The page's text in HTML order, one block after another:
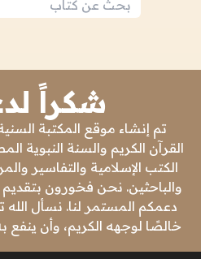
شكراً
تم إنشاء موقع المكتبة
القرآن الكريم والسنة النبوية
الكتب الإسلامية والتفاسير
والباحثين. نحن فخورون بتقديم
دعمكم المستمر لنا. نسأل
خالصًا لوجهه الكريم، وأن